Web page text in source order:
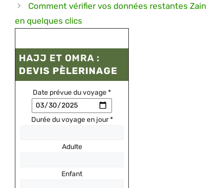
Comment vérifier vos données restantes Zain
en quelques clics
HAJJ ET OMRA :
DEVIS PÈLERINAGE
Date prévue du voyage*
Durée du voyage en jour*
Adulte
Enfant